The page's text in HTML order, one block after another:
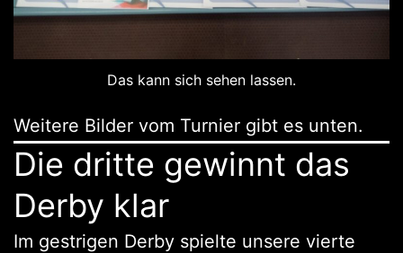
Das kann sich sehen lassen.
Weitere Bilder vom Turnier gibt es unten.
Die dritte gewinnt das
Derby klar
Im gestrigen Derby spielte unsere vierte